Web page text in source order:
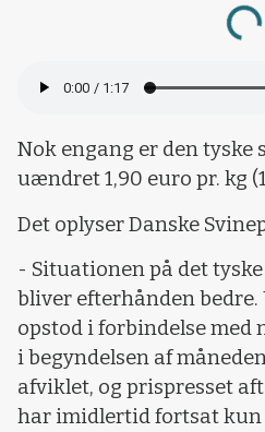
Nok engang er den
uændret 1,90 euro pr. kg
Det oplyser Danske
- Situationen på det
bliver efterhånden
opstod i forbindelse med
i begyndelsen af
afviklet, og prispresset
har imidlertid fortsat kun